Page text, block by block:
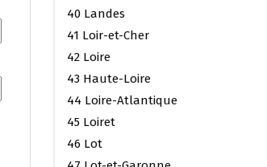
40 Landes
41 Loir-et-Cher
42 Loire
43 Haute-Loire
44 Loire-Atlantique
45 Loiret
46 Lot